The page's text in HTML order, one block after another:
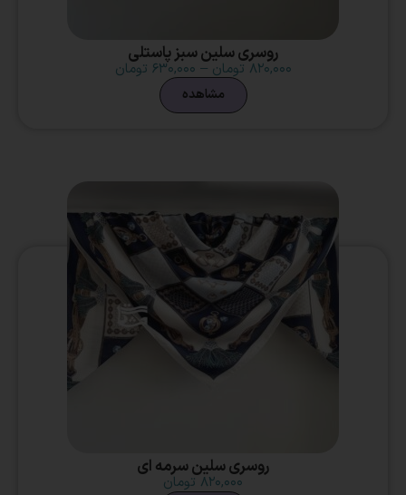
روسری سلین سبز پاستلی
۸۲۰,۰۰۰ تومان – ۶۳۰,۰۰۰ تومان
مشاهده
روسری سلین سرمه ای
۸۲۰,۰۰۰ تومان